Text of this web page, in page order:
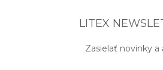
LITEX
Zasielať novinky a